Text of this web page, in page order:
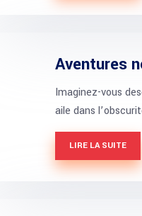
Aventures
Imaginez-vous
aile dans
LIRE LA SUITE